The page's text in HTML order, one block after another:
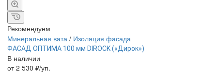
Рекомендуем
Минеральная вата / Изоляция фасада
ФАСАД ОПТИМА 100 мм DIROCK («Дирок»)
В наличии
от 2 530 ₽/уп.